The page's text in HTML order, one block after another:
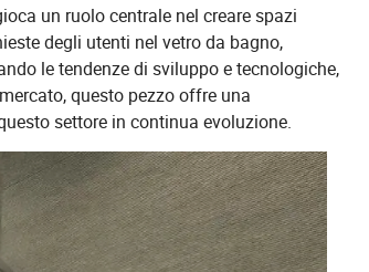
un ruolo centrale nel creare spazi
degli utenti nel vetro da bagno,
le tendenze di sviluppo e tecnologiche,
questo pezzo offre una
settore in continua evoluzione.